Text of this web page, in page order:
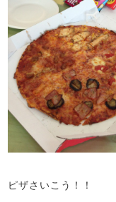
ピザさいこう！！